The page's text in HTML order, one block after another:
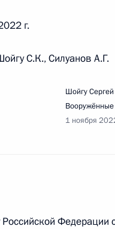
года, суббота
защиты семьи и детей
г.
С.К., Силуанов А.Г.
Шойгу
1 ноября
Российской